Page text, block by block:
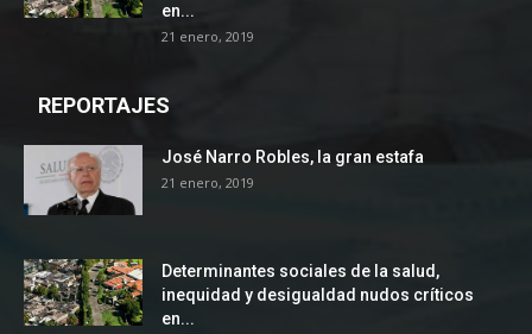
en...
21 enero, 2019
REPORTAJES
José Narro Robles, la gran estafa
21 enero, 2019
Determinantes sociales de la salud,
inequidad y desigualdad nudos críticos
en...